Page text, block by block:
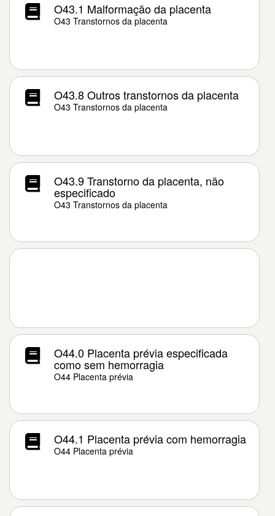
O43.1 Malformação da placenta
O43 Transtornos da placenta
O43.8 Outros transtornos da placenta
O43 Transtornos da placenta
O43.9 Transtorno da placenta, não
especificado
O43 Transtornos da placenta
O44.0 Placenta prévia especificada
como sem hemorragia
O44 Placenta prévia
O44.1 Placenta prévia com hemorragia
O44 Placenta prévia